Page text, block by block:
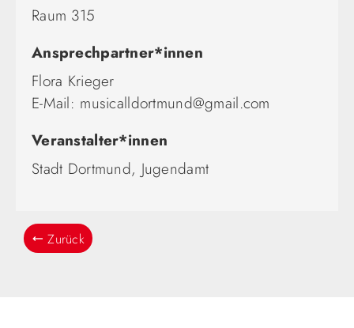
Raum 315
Ansprechpartner*innen
Flora Krieger
E-Mail: musicalldortmund@gmail.com
Veranstalter*innen
Stadt Dortmund, Jugendamt
Zurück